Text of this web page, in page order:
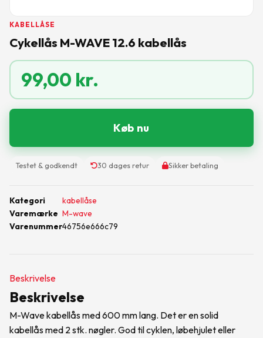
KABELLÅSE
Cykellås M-WAVE 12.6 kabellås
99,00 kr.
Køb nu
Testet & godkendt 30 dages retur Sikker betaling
Kategori
kabellåse
Varemærke M-wave
Varenummer46756e666c79
Beskrivelse
Beskrivelse
M-Wave kabellås med 600 mm lang. Det er en solid
kabellås med 2 stk. nøgler. God til cyklen, løbehjulet eller